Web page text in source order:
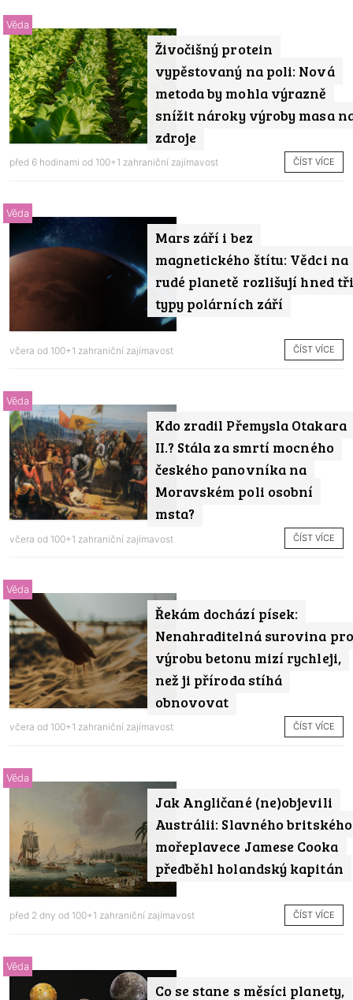
Živočišný protein
vypěstovaný na poli: Nová
metoda by mohla výrazně
snížit nároky výroby masa
zdroje
Věda
před 6 hodinami od 100+1 zahraniční zajímavost ČÍST VÍCE
Mars září i bez
magnetického štítu: Vědci na
rudé planetě rozlišují hned
typy polárních září
Věda
včera od 100+1 zahraniční zajímavost ČÍST VÍCE
Kdo zradil Přemysla Otakara
II.? Stála za smrtí mocného
českého panovníka na
Moravském poli osobní
msta?
Věda
včera od 100+1 zahraniční zajímavost ČÍST VÍCE
Řekám dochází písek:
Nenahraditelná surovina pro
výrobu betonu mizí rychleji,
než ji příroda stíhá
obnovovat
Věda
včera od 100+1 zahraniční zajímavost ČÍST VÍCE
Jak Angličané (ne)objevili
Austrálii: Slavného britského
mořeplavece Jamese Cooka
předběhl holandský kapitán
Věda
před 2 dny od 100+1 zahraniční zajímavost ČÍST VÍCE
Co se stane s měsíci planety,
Věda